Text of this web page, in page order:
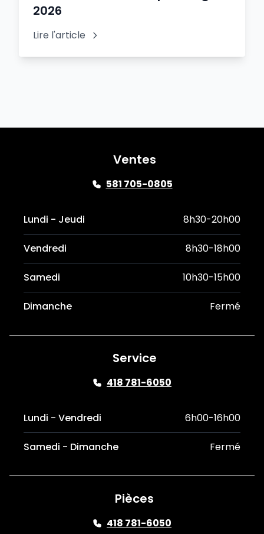
2026
Lire l'article
Ventes
581 705-0805
Lundi - Jeudi 8h30-20h00
Vendredi 8h30-18h00
Samedi 10h30-15h00
Dimanche Fermé
Service
418 781-6050
Lundi - Vendredi 6h00-16h00
Samedi - Dimanche Fermé
Pièces
418 781-6050